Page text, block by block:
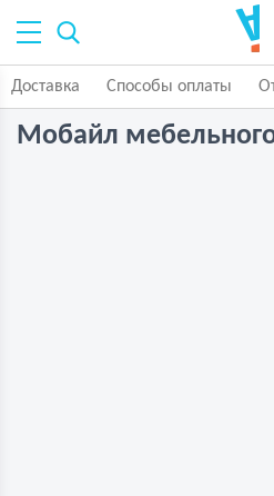
Доставка Способы оплаты
Мобайл